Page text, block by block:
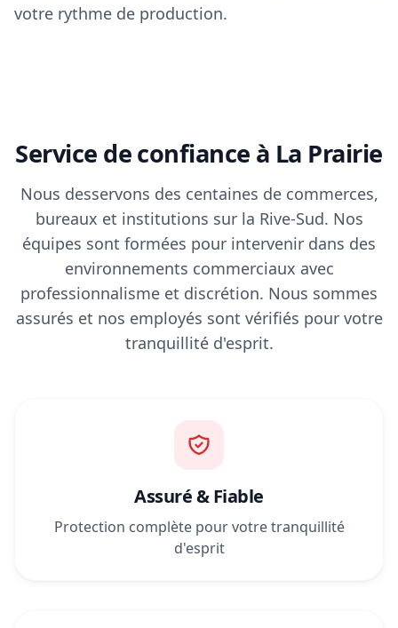
votre rythme de production.
Service de confiance à La Prairie
Nous desservons des centaines de commerces,
bureaux et institutions sur la Rive-Sud. Nos
équipes sont formées pour intervenir dans des
environnements commerciaux avec
professionnalisme et discrétion. Nous sommes
assurés et nos employés sont vérifiés pour votre
tranquillité d'esprit.
Assuré & Fiable
Protection complète pour votre tranquillité
d'esprit